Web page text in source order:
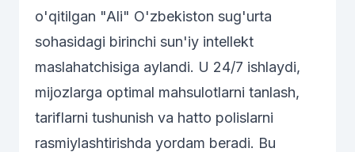
o'qitilgan "Ali" O'zbekiston sug'urta
sohasidagi birinchi sun'iy intellekt
maslahatchisiga aylandi. U 24/7 ishlaydi,
mijozlarga optimal mahsulotlarni tanlash,
tariflarni tushunish va hatto polislarni
rasmiylashtirishda yordam beradi. Bu